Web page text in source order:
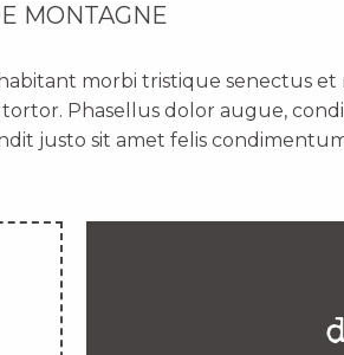
MONTAGNE
morbi tristique senectus et
Phasellus dolor augue,
justo sit amet felis